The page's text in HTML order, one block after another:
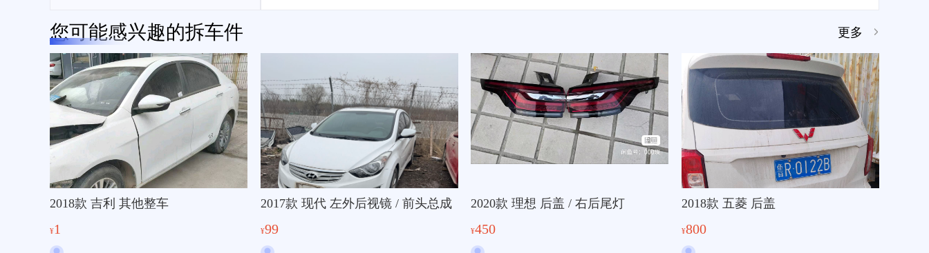
您可能感兴趣的拆车件 更多
2018款 吉利 其他整车
¥1
2017款 现代 左外后视镜 / 前头总成
¥99
2020款 理想 后盖 / 右后尾灯
¥450
2018款 五菱 后盖
¥800